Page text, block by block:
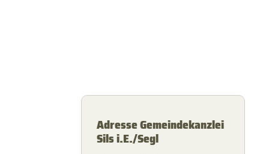
Adresse Gemeindekanzlei
Sils i.E./Segl